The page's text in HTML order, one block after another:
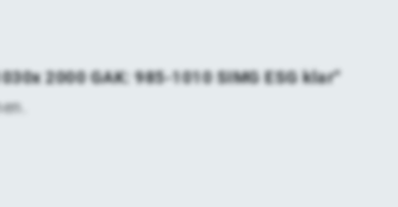
2000 GAK: 985-1010 SIMG ESG klar“